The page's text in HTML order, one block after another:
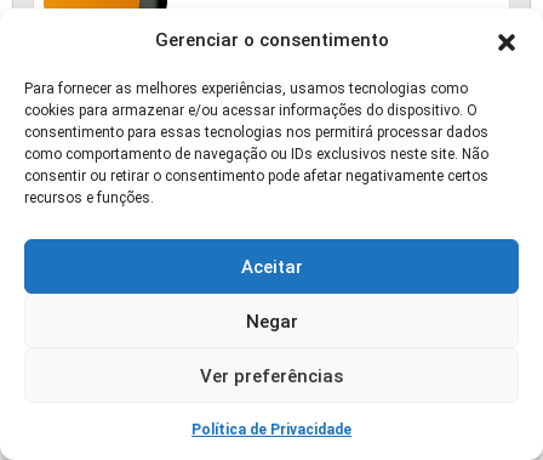
Gerenciar o consentimento
Para fornecer as melhores experiências, usamos tecnologias como
cookies para armazenar e/ou acessar informações do dispositivo. O
consentimento para essas tecnologias nos permitirá processar dados
como comportamento de navegação ou IDs exclusivos neste site. Não
consentir ou retirar o consentimento pode afetar negativamente certos
recursos e funções.
Aceitar
Negar
Ver preferências
Política de Privacidade